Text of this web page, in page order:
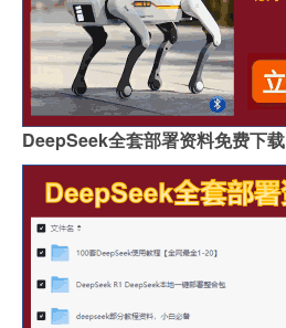
DeepSeek全套部署资料免费下载